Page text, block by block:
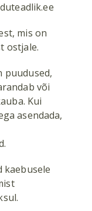
mis on
ostjale.
puudused,
või
Kui
asendada,
kaebusele